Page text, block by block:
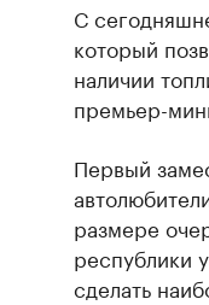
С
который
наличии
премьер-
Первый
размере
республики
сделать